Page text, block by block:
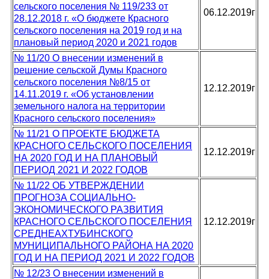
сельского поселения № 119/233 от
28.12.2018 г. «О бюджете Красного
сельского поселения на 2019 год и на
плановый период 2020 и 2021 годов
06.12.2019г
№ 11/20 О внесении изменений в
решение сельской Думы Красного
сельского поселения №8/15 от
14.11.2019 г. «Об установлении
земельного налога на территории
Красного сельского поселения»
12.12.2019г
№ 11/21 О ПРОЕКТЕ БЮДЖЕТА
КРАСНОГО СЕЛЬСКОГО ПОСЕЛЕНИЯ
НА 2020 ГОД И НА ПЛАНОВЫЙ
ПЕРИОД 2021 И 2022 ГОДОВ
12.12.2019г
№ 11/22 ОБ УТВЕРЖДЕНИИ
ПРОГНОЗА СОЦИАЛЬНО-
ЭКОНОМИЧЕСКОГО РАЗВИТИЯ
КРАСНОГО СЕЛЬСКОГО ПОСЕЛЕНИЯ
СРЕДНЕАХТУБИНСКОГО
МУНИЦИПАЛЬНОГО РАЙОНА НА 2020
ГОД И НА ПЕРИОД 2021 И 2022 ГОДОВ
12.12.2019г
№ 12/23 О внесении изменений в